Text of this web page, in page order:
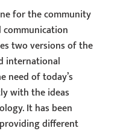
for the community
two versions of the
international
need of today’s
with the ideas
It has been
different